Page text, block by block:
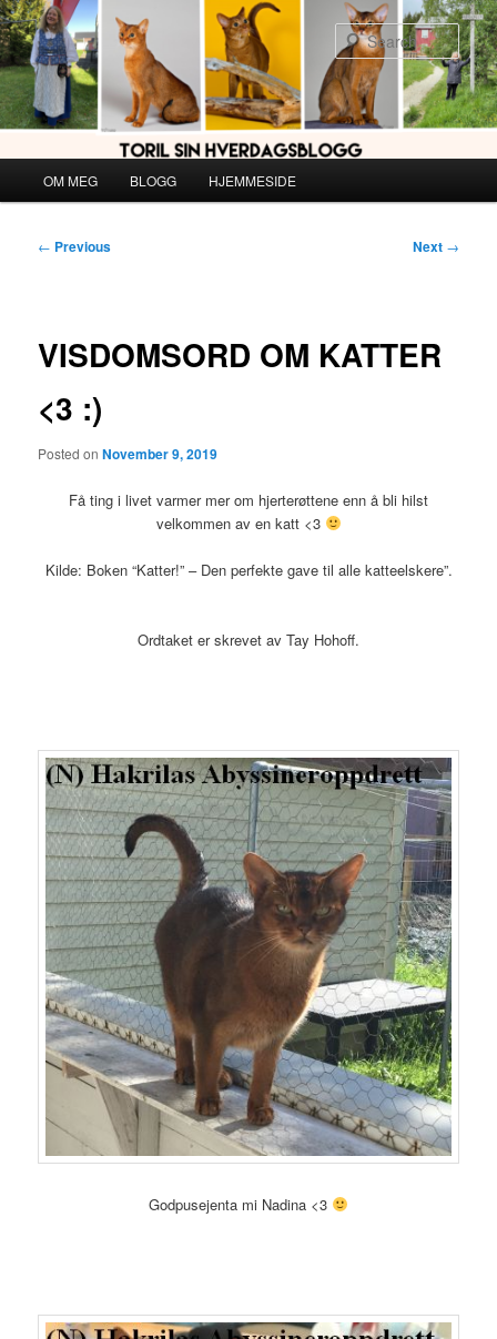
Skip
to
primary
content
OM MEG BLOGG HJEMMESIDE
Post
← Previous Next →
VISDOMSORD OM KATTER
<3 :)
Posted onNovember 9, 2019
Få ting i livet varmer mer om hjerterøttene enn å bli hilst
velkommen av en katt <3
Kilde: Boken “Katter!” – Den perfekte gave til alle katteelskere”.
Ordtaket er skrevet av Tay Hohoff.
Godpusejenta mi Nadina <3